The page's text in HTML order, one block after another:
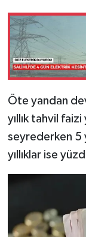
Öte yandan
yıllık tahvil
seyrederken 5
yıllıklar ise